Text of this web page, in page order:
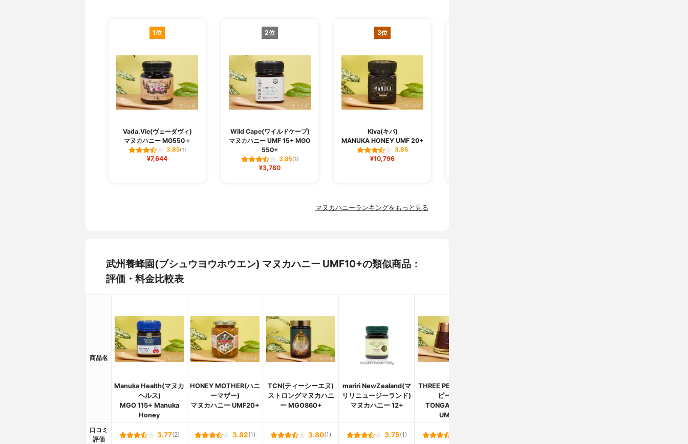
1位
Vada.Vie(ヴェーダヴィ)
マヌカハニー MG550＋
3.85(1)
¥7,644
2位
Wild Cape(ワイルドケープ)
マヌカハニー UMF 15+ MGO
550+
3.85(1)
¥3,780
3位
Kiva(キバ)
MANUKA HONEY UMF 20+
3.85
¥10,796
マヌカハニーランキングをもっと見る
武州養蜂園(ブシュウヨウホウエン) マヌカハニー UMF10+の類似商品：
評価・料金比較表
商品名
Manuka Health(マヌカ
ヘルス)
MGO 115+ Manuka
Honey
HONEY MOTHER(ハニ
ーマザー)
マヌカハニー UMF20+
TCN(ティーシーエヌ)
ストロングマヌカハニ
ー MGO860+
mariri NewZealand(マ
リリニュージーランド)
マヌカハニー 12+
THREE PEAKS(スリー
ピークス)
TONGARIRO JAR
UMF18+
口コミ
評価
3.77(2) 3.82(1) 3.80(1) 3.75(1)